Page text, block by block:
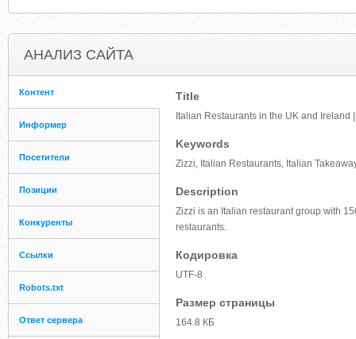
АНАЛИЗ САЙТА
Контент
Информер
Посетители
Позиции
Конкуренты
Ссылки
Robots.txt
Ответ сервера
Title
Italian Restaurants in the UK and Ireland
Keywords
Zizzi, Italian Restaurants, Italian
Description
Zizzi is an Italian restaurant group with
restaurants.
Кодировка
UTF-8
Размер страницы
164.8 КБ